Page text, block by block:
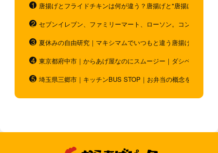
唐揚げとフライドチキンは何が違う？唐揚げと"唐揚げと似て
セブンイレブン、ファミリーマート、ローソン。コンビニの
夏休みの自由研究｜マキシマムでいつもと違う唐揚げを作ろう
東京都府中市｜からあげ屋なのにスムージー｜ダシベース唐
埼玉県三郷市｜キッチンBUS STOP｜お弁当の概念を超越！